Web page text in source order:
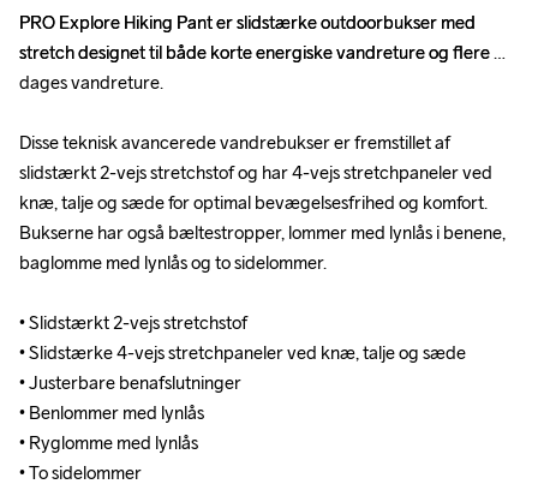
PRO Explore Hiking Pant er slidstærke outdoorbukser med
stretch designet til både korte energiske vandreture og flere
dages vandreture.
Disse teknisk avancerede vandrebukser er fremstillet af
slidstærkt 2-vejs stretchstof og har 4-vejs stretchpaneler ved
knæ, talje og sæde for optimal bevægelsesfrihed og komfort.
Bukserne har også bæltestropper, lommer med lynlås i benene,
baglomme med lynlås og to sidelommer.
• Slidstærkt 2-vejs stretchstof
• Slidstærke 4-vejs stretchpaneler ved knæ, talje og sæde
• Justerbare benafslutninger
• Benlommer med lynlås
• Ryglomme med lynlås
• To sidelommer
PRO Explore Hiking Pant er slidstærke outdoorbukser med
stretch designet til både korte energiske vandreture og flere
dages vandreture.
Disse teknisk avancerede vandrebukser er fremstillet af
slidstærkt 2-vejs stretchstof og har 4-vejs stretchpaneler ved
knæ, talje og sæde for optimal bevægelsesfrihed og komfort.
Bukserne har også bæltestropper, lommer med lynlås i benene,
baglomme med lynlås og to sidelommer.
• Slidstærkt 2-vejs stretchstof
• Slidstærke 4-vejs stretchpaneler ved knæ, talje og sæde
• Justerbare benafslutninger
• Benlommer med lynlås
• Ryglomme med lynlås
• To sidelommer